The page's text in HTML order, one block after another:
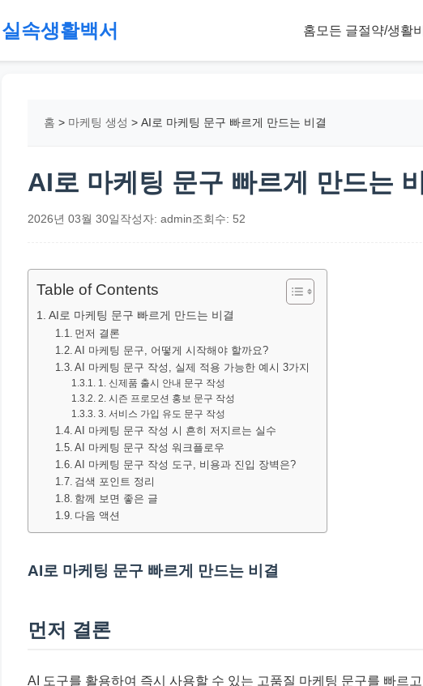
실속생활백서
절
홈 모든 글절약/생활비
홈 > 마케팅 생성 > AI로 마케팅 문구 빠르게 만드는 비결
AI로 마케팅 문구 빠르게 만드는
2026년 03월 30일작성자: admin조회수: 52
Table of Contents
AI로 마케팅 문구 빠르게 만드는 비결
먼저 결론
AI 마케팅 문구, 어떻게 시작해야 할까요?
AI 마케팅 문구 작성, 실제 적용 가능한 예시 3가지
1. 신제품 출시 안내 문구 작성
2. 시즌 프로모션 홍보 문구 작성
3. 서비스 가입 유도 문구 작성
AI 마케팅 문구 작성 시 흔히 저지르는 실수
AI 마케팅 문구 작성 워크플로우
AI 마케팅 문구 작성 도구, 비용과 진입 장벽은?
검색 포인트 정리
함께 보면 좋은 글
다음 액션
AI로 마케팅 문구 빠르게 만드는 비결
먼저 결론
AI 도구를 활용하여 즉시 사용할 수 있는 고품질 마케팅 문구를 빠르